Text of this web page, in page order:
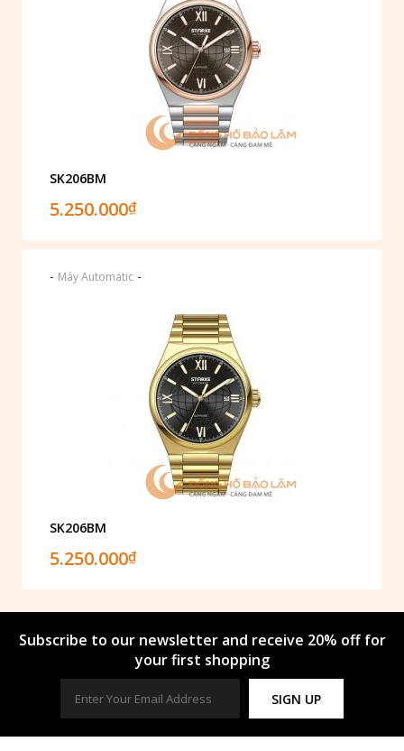
SK206BM
5.250.000₫
- Máy Automatic -
SK206BM
5.250.000₫
Subscribe to our newsletter and receive 20% off for
your first shopping
SIGN UP